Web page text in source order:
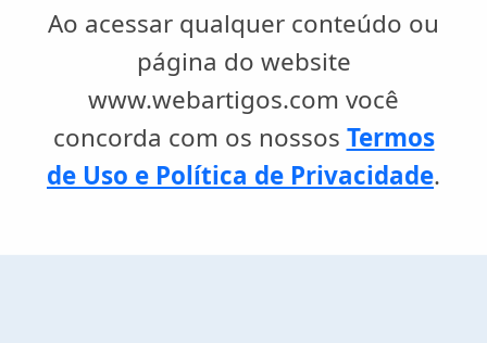
Ao acessar qualquer conteúdo ou
página do website
www.webartigos.com você
concorda com os nossos Termos
de Uso e Política de Privacidade.